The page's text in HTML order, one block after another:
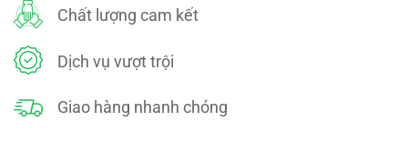
Chất lượng cam kết
Dịch vụ vượt trội
Giao hàng nhanh chóng